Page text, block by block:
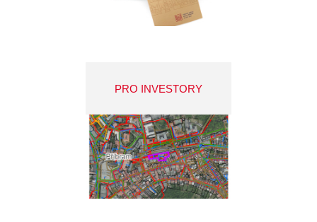
PRO INVESTORY